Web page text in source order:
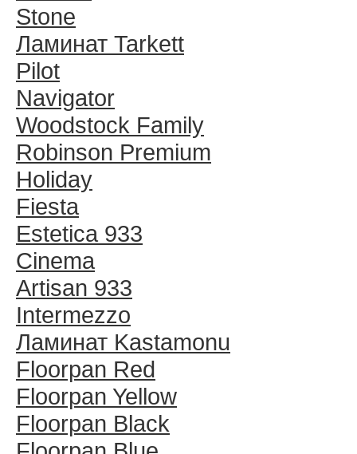
Stone
Ламинат Tarkett
Pilot
Navigator
Woodstock Family
Robinson Premium
Holiday
Fiesta
Estetica 933
Cinema
Artisan 933
Intermezzo
Ламинат Kastamonu
Floorpan Red
Floorpan Yellow
Floorpan Black